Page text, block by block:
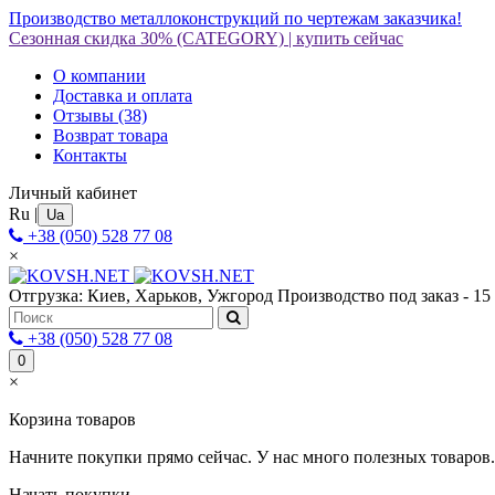
Производство металлоконструкций по чертежам заказчика!
Сезонная скидка 30% (CATEGORY) | купить сейчас
О компании
Доставка и оплата
Отзывы (38)
Возврат товара
Контакты
Личный кабинет
Ru | Ua
+38 (050) 528 77 08
×
Отгрузка: Киев, Харьков, Ужгород Производство под заказ -
+38 (050) 528 77 08
0
×
Корзина товаров
Начните покупки прямо сейчас. У нас много полезных товаров.